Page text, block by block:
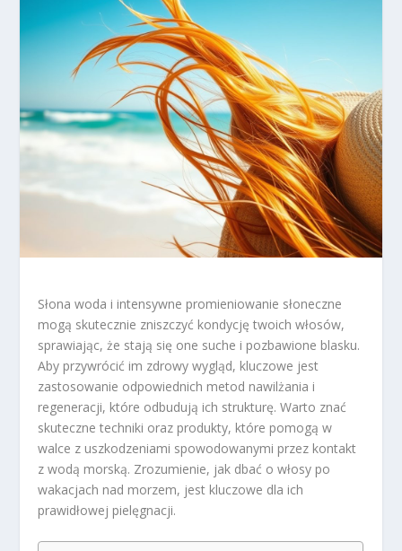
Słona woda i intensywne promieniowanie słoneczne
mogą skutecznie zniszczyć kondycję twoich włosów,
sprawiając, że stają się one suche i pozbawione blasku.
Aby przywrócić im zdrowy wygląd, kluczowe jest
zastosowanie odpowiednich metod nawilżania i
regeneracji, które odbudują ich strukturę. Warto znać
skuteczne techniki oraz produkty, które pomogą w
walce z uszkodzeniami spowodowanymi przez kontakt
z wodą morską. Zrozumienie, jak dbać o włosy po
wakacjach nad morzem, jest kluczowe dla ich
prawidłowej pielęgnacji.